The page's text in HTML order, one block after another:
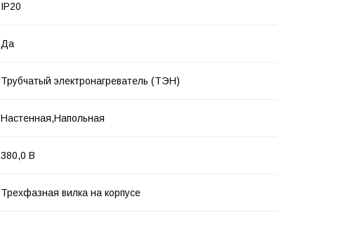
IP20
Да
Трубчатый электронагреватель (ТЭН)
Настенная,Напольная
380,0 В
Трехфазная вилка на корпусе